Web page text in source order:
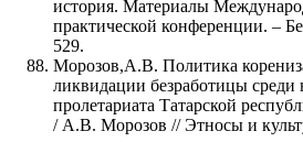
история. Материалы
практической конференции. –
529.
Морозов,А.В. Политика
ликвидации безработицы среди
пролетариата Татарской
/ А.В. Морозов // Этносы и